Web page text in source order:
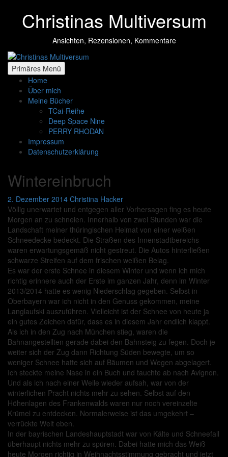
springenChristinas Multiversum
Ansichten, Rezensionen, Kommentare
Primäres Menü
Home
Über mich
Meine Bücher
TCai-Reihe
Deep Space Nine
PERRY RHODAN
Impressum
Datenschutzerklärung
Wintereinbruch
2. Dezember 2014 Christina Hacker
Völlig unerwartet und entgegen aller Vorhersagen fing es heute
Morgen an zu schneien. Innerhalb von zwei Stunden war die
Landschaft meiner thüringischen Heimat von einer weißen
Schneedecke bedeckt. Die Straßen des Innenstadtbereichs
waren erwartungsgemäß nicht gestreut. Die Autos hinterließen
schwarze Streifen auf dem frischen weißen Belag.
Es war der erste Schnee in diesem Winter und wenn ich mich
richtig erinnere auch der Erste im ganzen Jahr, denn im Winter
2013/2014 hatte es wenig Niederschlag gegeben. Selbst in
Oberbayern war ich nicht in den Genuss gekommen, meine
Langlaufski auszuführen. Vielleicht ist der Schnee von heute ja
ein gutes Zeichen dafür, dass es in diesem Jahr endlich klappt.
Als ich in den Zug nach München stieg, waren die
Bahnangestellten gerade dabei den Bahnsteig zu fegen. Doch je
weiter sich der Zug dann Richtung Süden bewegte, um so
weniger Schnee hatte sich auf Bäumen und Wegen abgelagert.
Ich steckte meine Nase in ein Buch und tauchte ab nach Avignon.
Und als ich nach einer Weile wieder aufsah, war von der
winterlichen Pracht nichts mehr zu sehen. Selbst auf den
Höhenlagen des Frankenwalds waren nur noch vereinzelte
Krümel zu entdecken. Normalerweise ist das umgekehrt –
verrückte Welt eben.
In der bayrischen Landeshauptstadt war von Kälte und Schneefall
überhaupt nichts mehr zu spüren. Dabei hatte mich das Weiß
heute Morgen richtig in Weihnachtsstimmung gebracht und jetzt